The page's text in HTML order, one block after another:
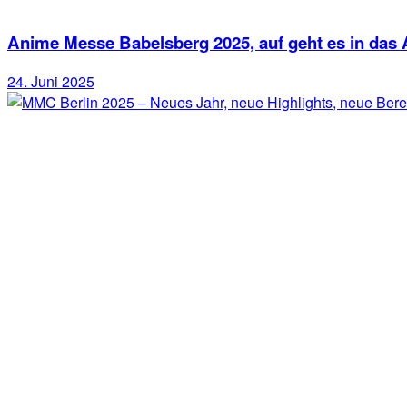
Anime Messe Babelsberg 2025, auf geht es in das
24. Juni 2025